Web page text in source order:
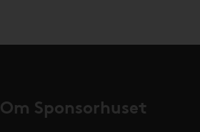
Om Sponsorhuset